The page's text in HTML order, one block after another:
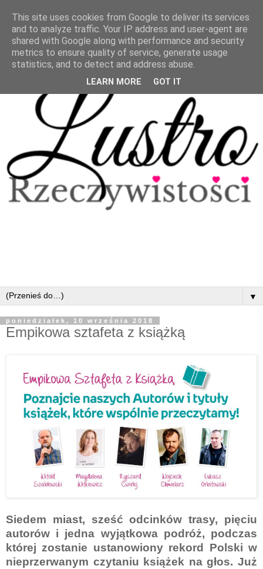
▼
poniedziałek, 10 września 2018
Empikowa sztafeta z książką
Siedem miast, sześć odcinków trasy, pięciu
autorów i jedna wyjątkowa podróż, podczas
której zostanie ustanowiony rekord Polski w
nieprzerwanym czytaniu książek na głos. Już
This site uses cookies from Google to deliver its services
and to analyze traffic. Your IP address and user-agent are
shared with Google along with performance and security
metrics to ensure quality of service, generate usage
statistics, and to detect and address abuse.
LEARN MORE GOT IT